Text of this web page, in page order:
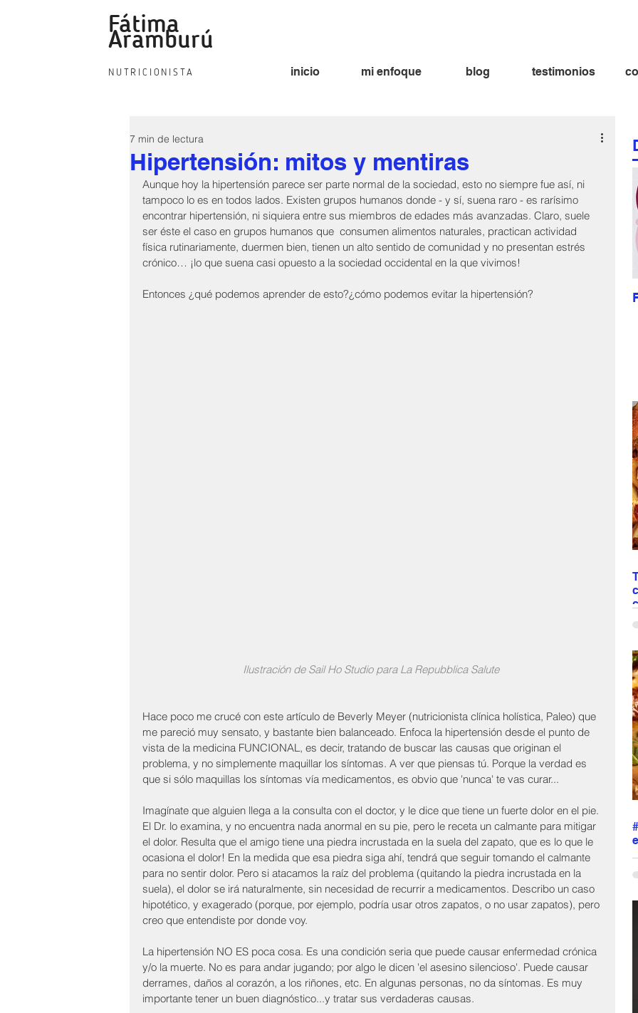
Fátima
Aramburú
inicio mi enfoque blog testimonios
NUTRICIONISTA
Hipertensión: mitos y mentiras
7 min de lectura
Aunque hoy la hipertensión parece ser parte normal de la sociedad, esto no siempre fue así, ni
tampoco lo es en todos lados. Existen grupos humanos donde - y sí, suena raro - es rarísimo
encontrar hipertensión, ni siquiera entre sus miembros de edades más avanzadas. Claro, suele
ser éste el caso en grupos humanos que  consumen alimentos naturales, practican actividad
física rutinariamente, duermen bien, tienen un alto sentido de comunidad y no presentan estrés
crónico… ¡lo que suena casi opuesto a la sociedad occidental en la que vivimos!
Entonces ¿qué podemos aprender de esto?¿cómo podemos evitar la hipertensión?
Ilustración de Sail Ho Studio para La Repubblica Salute
Hace poco me crucé con este artículo de Beverly Meyer (nutricionista clínica holística, Paleo) que
me pareció muy sensato, y bastante bien balanceado. Enfoca la hipertensión desde el punto de
vista de la medicina FUNCIONAL, es decir, tratando de buscar las causas que originan el
problema, y no simplemente maquillar los síntomas. A ver que piensas tú. Porque la verdad es
que si sólo maquillas los síntomas vía medicamentos, es obvio que 'nunca' te vas curar...
Imagínate que alguien llega a la consulta con el doctor, y le dice que tiene un fuerte dolor en el pie.
El Dr. lo examina, y no encuentra nada anormal en su pie, pero le receta un calmante para mitigar
el dolor. Resulta que el amigo tiene una piedra incrustada en la suela del zapato, que es lo que le
ocasiona el dolor! En la medida que esa piedra siga ahí, tendrá que seguir tomando el calmante
para no sentir dolor. Pero si atacamos la raíz del problema (quitando la piedra incrustada en la
suela), el dolor se irá naturalmente, sin necesidad de recurrir a medicamentos. Describo un caso
hipotético, y exagerado (porque, por ejemplo, podría usar otros zapatos, o no usar zapatos), pero
creo que entendiste por donde voy.
La hipertensión NO ES poca cosa. Es una condición seria que puede causar enfermedad crónica
y/o la muerte. No es para andar jugando; por algo le dicen 'el asesino silencioso'. Puede causar
derrames, daños al corazón, a los riñones, etc. En algunas personas, no da síntomas. Es muy
importante tener un buen diagnóstico...y tratar sus verdaderas causas.